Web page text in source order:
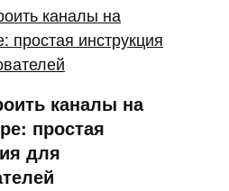
каналы на
простая
для